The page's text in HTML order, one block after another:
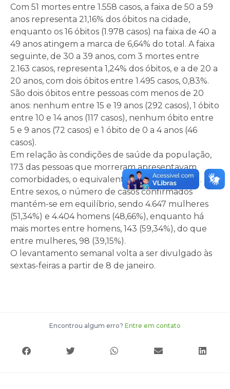
Com 51 mortes entre 1.558 casos, a faixa de 50 a 59
anos representa 21,16% dos óbitos na cidade,
enquanto os 16 óbitos (1.978 casos) na faixa de 40 a
49 anos atingem a marca de 6,64% do total. A faixa
seguinte, de 30 a 39 anos, com 3 mortes entre
2.163 casos, representa 1,24% dos óbitos, e a de 20 a
20 anos, com dois óbitos entre 1.495 casos, 0,83%.
São dois óbitos entre pessoas com menos de 20
anos: nenhum entre 15 e 19 anos (292 casos), 1 óbito
entre 10 e 14 anos (117 casos), nenhum óbito entre
5 e 9 anos (72 casos) e 1 óbito de 0 a 4 anos (46
casos).
Em relação às condições de saúde da população,
173 das pessoas que morreram apresentavam
comorbidades, o equivalente a 71,78% do total.
Entre sexos, o número de casos confirmados
mantém-se em equilíbrio, sendo 4.647 mulheres
(51,34%) e 4.404 homens (48,66%), enquanto há
mais mortes entre homens, 143 (59,34%), do que
entre mulheres, 98 (39,15%).
O levantamento semanal volta a ser divulgado às
sextas-feiras a partir de 8 de janeiro.
Encontrou algum erro? Entre em contato